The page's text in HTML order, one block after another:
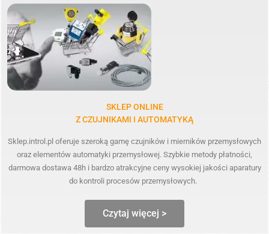
SKLEP ONLINE
Z CZUJNIKAMI I AUTOMATYKĄ
Sklep.introl.pl oferuje szeroką gamę czujników i mierników przemysłowych
oraz elementów automatyki przemysłowej. Szybkie metody płatności,
darmowa dostawa 48h i bardzo atrakcyjne ceny wysokiej jakości aparatury
do kontroli procesów przemysłowych.
Czytaj więcej >